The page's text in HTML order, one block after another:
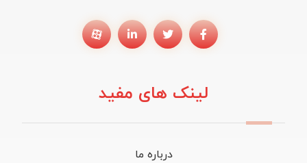
لینک های مفید
درباره ما